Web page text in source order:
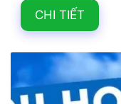
và lộ trình xét
hãy cùng
CHI TIẾT